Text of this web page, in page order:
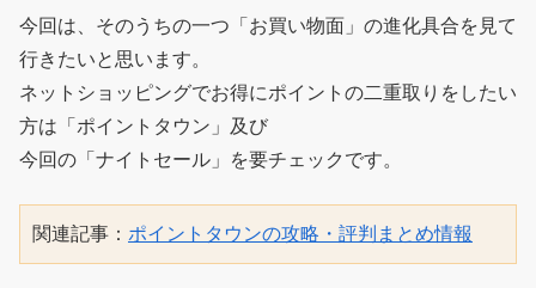
今回は、そのうちの一つ「お買い物面」の進化具合を見て
行きたいと思います。
ネットショッピングでお得にポイントの二重取りをしたい
方は「ポイントタウン」及び
今回の「ナイトセール」を要チェックです。
関連記事： ポイントタウンの攻略・評判まとめ情報